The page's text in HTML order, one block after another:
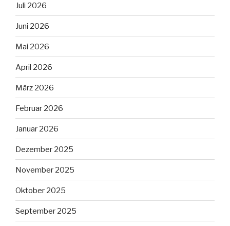
Juli 2026
Juni 2026
Mai 2026
April 2026
März 2026
Februar 2026
Januar 2026
Dezember 2025
November 2025
Oktober 2025
September 2025